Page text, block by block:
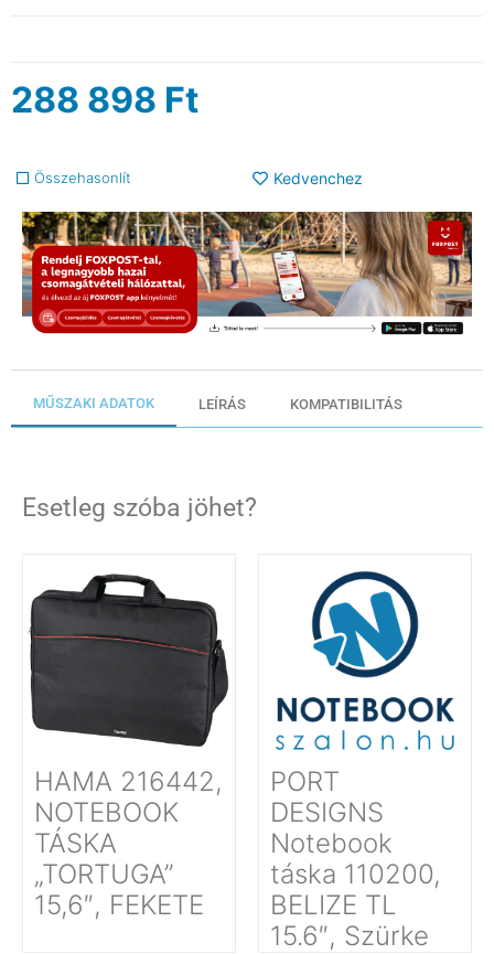
288 898 Ft
Összehasonlít Kedvenchez
MŰSZAKI ADATOK LEÍRÁS KOMPATIBILITÁS
Esetleg szóba jöhet?
HAMA 216442,
NOTEBOOK
TÁSKA
„TORTUGA”
15,6″, FEKETE
PORT
DESIGNS
Notebook
táska 110200,
BELIZE TL
15.6″, Szürke